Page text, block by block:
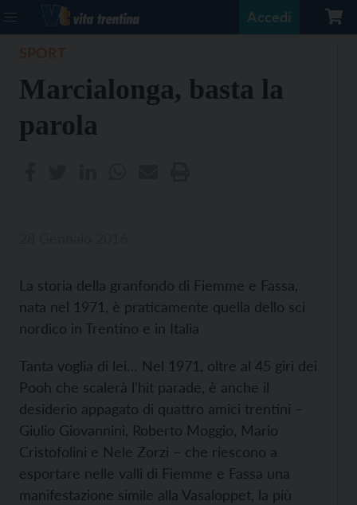
Accedi
Marcialonga, basta la
parola
La storia della granfondo di Fiemme e Fassa,
nata nel 1971, è praticamente quella dello sci
nordico in Trentino e in Italia
Tanta voglia di lei… Nel 1971, oltre al 45 giri dei
Pooh che scalerà l'hit parade, è anche il
desiderio appagato di quattro amici trentini –
Giulio Giovannini, Roberto Moggio, Mario
Cristofolini e Nele Zorzi – che riescono a
esportare nelle valli di Fiemme e Fassa una
manifestazione simile alla Vasaloppet, la più